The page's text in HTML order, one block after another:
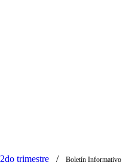
2do trimestre /
Boletín Informativo